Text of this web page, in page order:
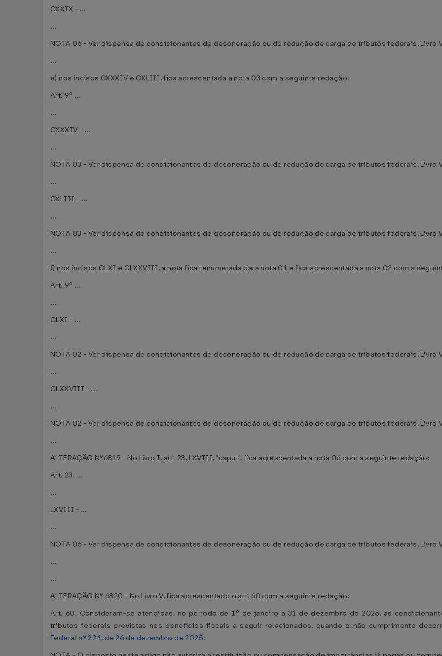
CXXIX - ...
...
NOTA 06 - Ver dispensa de condicionantes de desoneração ou de redução de carga de tributos federais, Livro
...
e) nos incisos CXXXIV e CXLIII, fica acrescentada a nota 03 com a seguinte redação:
Art. 9º ...
...
CXXXIV - ...
...
NOTA 03 - Ver dispensa de condicionantes de desoneração ou de redução de carga de tributos federais, Livro
...
CXLIII - ...
...
NOTA 03 - Ver dispensa de condicionantes de desoneração ou de redução de carga de tributos federais, Livro
...
f) nos incisos CLXI e CLXXVIII, a nota fica renumerada para nota 01 e fica acrescentada a nota 02 com a
Art. 9º ...
...
CLXI - ...
...
NOTA 02 - Ver dispensa de condicionantes de desoneração ou de redução de carga de tributos federais, Livro
...
CLXXVIII - ...
...
NOTA 02 - Ver dispensa de condicionantes de desoneração ou de redução de carga de tributos federais, Livro
...
ALTERAÇÃO Nº6819 - No Livro I, art. 23, LXVIII, "caput", fica acrescentada a nota 06 com a seguinte redação:
Art. 23. ...
...
LXVIII - ...
...
NOTA 06 - Ver dispensa de condicionantes de desoneração ou de redução de carga de tributos federais, Livro
...
...
ALTERAÇÃO Nº 6820 - No Livro V, fica acrescentado o art. 60 com a seguinte redação:
Art. 60. Consideram-se atendidas, no período de 1º de janeiro a 31 de dezembro de 2026, as
tributos federais previstas nos benefícios fiscais a seguir relacionados, quando o não cumprimento
Federal nº 224, de 26 de dezembro de 2025: